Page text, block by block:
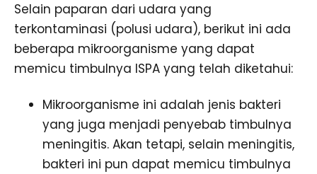
Selain paparan dari udara yang
terkontaminasi (polusi udara), berikut ini ada
beberapa mikroorganisme yang dapat
memicu timbulnya ISPA yang telah diketahui:
Mikroorganisme ini adalah jenis bakteri
yang juga menjadi penyebab timbulnya
meningitis. Akan tetapi, selain meningitis,
bakteri ini pun dapat memicu timbulnya